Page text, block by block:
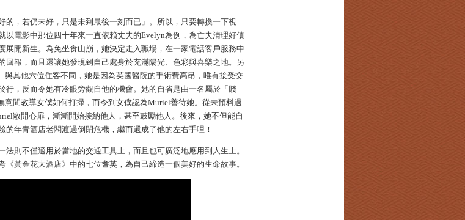
，若仍未好，只是未到最後一刻而已」。所以，只要轉換一下視
電影中那位四十年來一直依賴丈夫的Evelyn為例，為亡夫清理好債
開新生。為免坐食山崩，她決定走入職場，在一家電話客戶服務中
報，而且還讓她發現到自己處身於充滿陽光、色彩與喜樂之地。另
其他六位住客不同，她是因為英國醫院的手術費高昂，唯有接受交
，反而令她有冷眼旁觀自他的機會。她的自省是由一名屬於「賤
間教導女僕如何打掃，而令到女僕認為Muriel善待她。從未預料過
敞開心扉，漸漸開始接納他人，甚至鼓勵他人。後來，她不但能自
年青酒店老闆渡過倒閉危機，繼而還成了他的左右手哩！
則不僅適用於當地的交通工具上，而且也可廣泛地應用到人生上。
黃金花大酒店》中的七位耆英，為自己締造一個美好的生命故事。